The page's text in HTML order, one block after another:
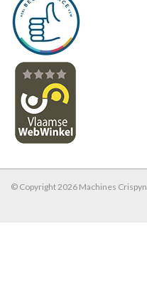
© Copyright 2026 Machines Crispyn